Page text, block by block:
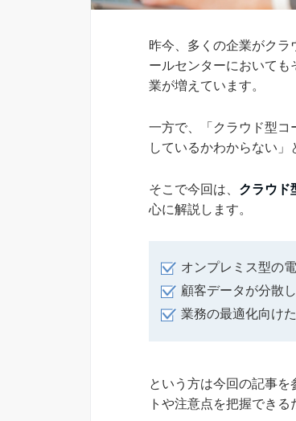
昨今、多くの企業がクラ
ールセンターにおいて
業が増えています。
一方で、「クラウド型コ
しているかわからない」
そこで今回は、 クラウド
心に解説します。
オンプレミス型の
顧客データが分散
業務の最適化向け
という方は今回の記事
トや注意点を把握でき